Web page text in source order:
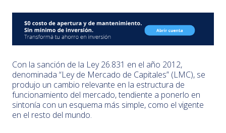
Con la sanción de la Ley 26.831 en el año 2012,
denominada “Ley de Mercado de Capitales” (LMC), se
produjo un cambio relevante en la estructura de
funcionamiento del mercado, tendiente a ponerlo en
sintonía con un esquema más simple, como el vigente
en el resto del mundo.